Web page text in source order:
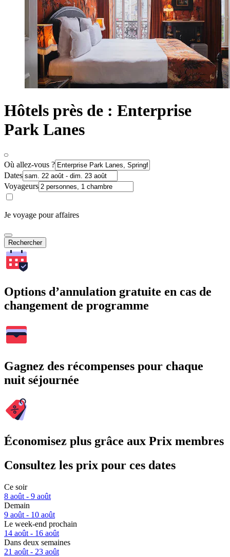
Hôtels près de : Enterprise
Park Lanes
Où allez-vous ?
Dates
Voyageurs
Je voyage pour affaires
Rechercher
Options d’annulation gratuite en cas de
changement de programme
Gagnez des récompenses pour chaque
nuit séjournée
Économisez plus grâce aux Prix membres
Consultez les prix pour ces dates
Ce soir
8 août - 9 août
Demain
9 août - 10 août
Le week-end prochain
14 août - 16 août
Dans deux semaines
21 août - 23 août